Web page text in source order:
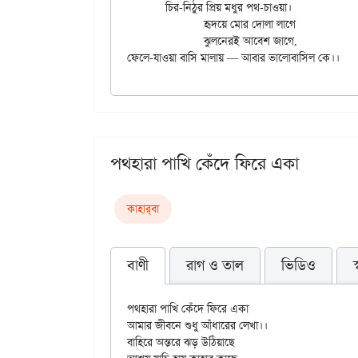
	চির-নিঠুর প্রিয় মধুর পথ-চাওয়া।
		হৃদয়ে মোর দোলা লাগে
		ঝুলনেরই আবেশ জাগে,
পথহারা পাখি কেঁদে ফিরে একা
কাহার্‌বা
বাণী রাগ ও তাল ভিডিও
পথহারা পাখি কেঁদে ফিরে একা
আমার জীবনে শুধু আঁধারের লেখা।।
বাহিরে অন্তরে ঝড় উঠিয়াছে